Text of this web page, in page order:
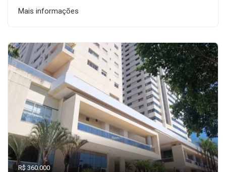
Mais informações
R$ 360.000